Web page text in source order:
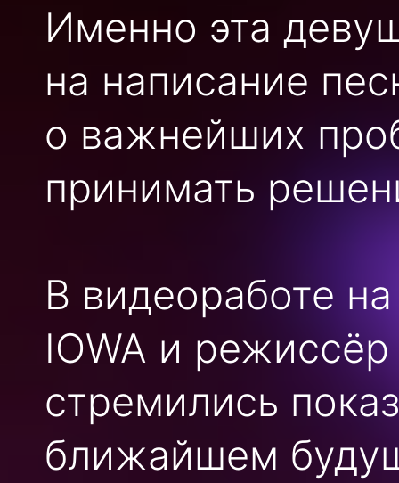
Именно эта
на написание
о важнейших
принимать
В видеоработе
IOWA и
стремились
ближайшем